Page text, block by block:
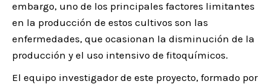
embargo, uno de los principales factores limitantes
en la producción de estos cultivos son las
enfermedades, que ocasionan la disminución de la
producción y el uso intensivo de fitoquímicos.
El equipo investigador de este proyecto, formado por